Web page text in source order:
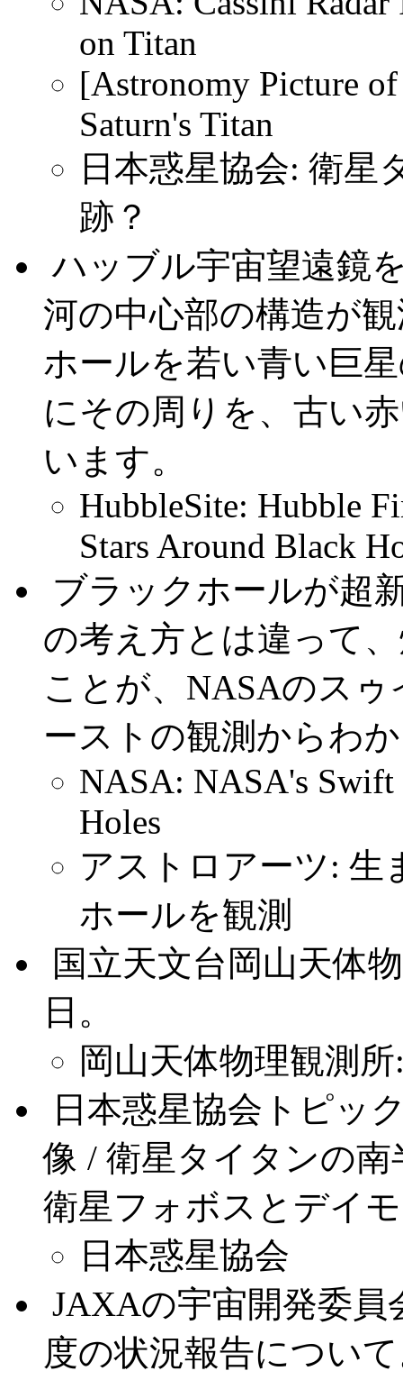
on Titan
[Astronomy Picture
Saturn's Titan
日本惑星協会: 衛星
跡？
.ハッブル宇宙望遠鏡
河の中心部の構造が
ホールを若い青い巨
にその周りを、古い
います。
HubbleSite: Hubble
Stars Around Black
ブラックホールが超
の考え方とは違って
ことが、NASAのス
ーストの観測からわ
NASA: NASA's Swift
Holes
アストロアーツ: 生
ホールを観測
国立天文台岡山天体
日。
岡山天体物理観測
日本惑星協会トピッ
像 / 衛星タイタンの
衛星フォボスとデイ
日本惑星協会
JAXAの宇宙開発委
度の状況報告につい